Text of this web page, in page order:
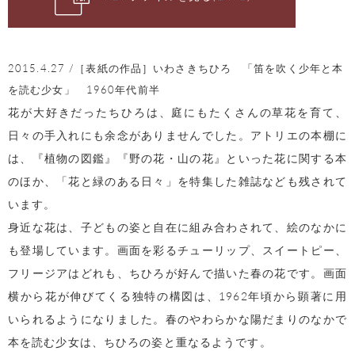
2015.4.27 /［表紙の作品］いわさきちひろ 「笛を吹く少年と本
を読む少女」 1960年代前半
花が大好きだったちひろは、庭にもたくさんの草花を育て、
日々の手入れにも余念がありませんでした。アトリエの本棚に
は、『植物の図鑑』『野の花・山の花』といった花に関する本
のほか、「花と緑のある日々」を特集した雑誌なども残されて
います。
身近な花は、子どもの姿と自在に組み合わされて、絵のなかに
も登場しています。画面を彩るチューリップ、スイートピー、
フリージアはどれも、ちひろが好んで描いた春の花です。画面
横から花が伸びてくる独特の構図は、1962年頃から顕著に用
いられるようになりました。春のやわらかな陽だまりのなかで
本を読む少女は、ちひろの姿と重なるようです。